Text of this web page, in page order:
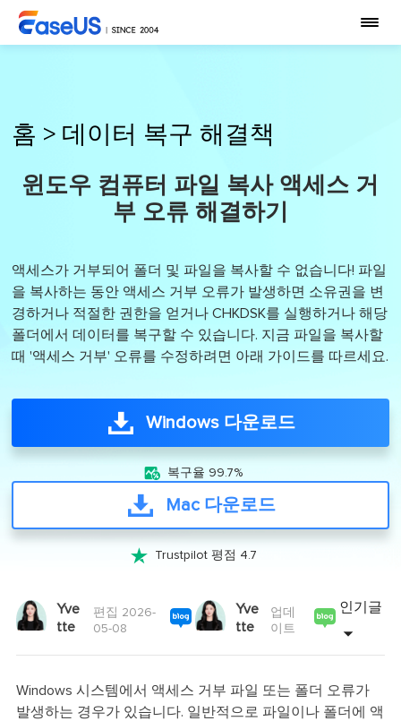
홈 > 데이터 복구 해결책
윈도우 컴퓨터 파일 복사 액세스 거
부 오류 해결하기
액세스가 거부되어 폴더 및 파일을 복사할 수 없습니다! 파일
을 복사하는 동안 액세스 거부 오류가 발생하면 소유권을 변
경하거나 적절한 권한을 얻거나 CHKDSK를 실행하거나 해당
폴더에서 데이터를 복구할 수 있습니다. 지금 파일을 복사할
때 '액세스 거부' 오류를 수정하려면 아래 가이드를 따르세요.
Windows 다운로드
 복구율 99.7%
Mac 다운로드
 Trustpilot 평점 4.7
Yve
tte
편집 2026-
05-08
Yve
tte
업데
이트
인기글
Windows 시스템에서 액세스 거부 파일 또는 폴더 오류가
발생하는 경우가 있습니다. 일반적으로 파일이나 폴더에 액